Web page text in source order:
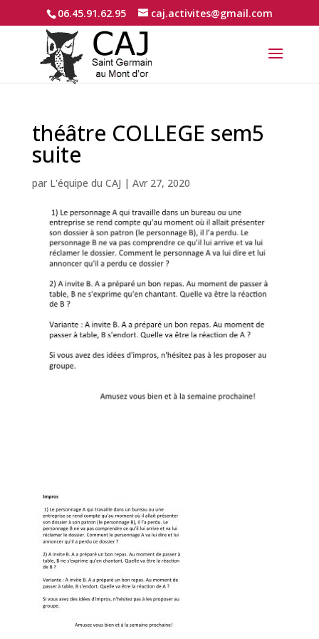
06.45.91.62.95 caj.activites@gmail.com
théâtre COLLEGE sem5
suite
par L'équipe du CAJ | Avr 27, 2020